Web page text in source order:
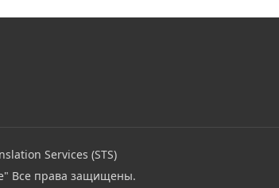
Services (STS)
Все права защищены.